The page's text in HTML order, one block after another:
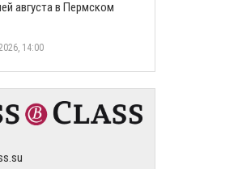
августа в Пермском
14:00